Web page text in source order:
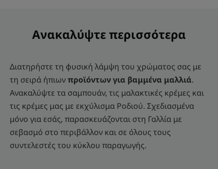
Ανακαλύψτε περισσότερα
Διατηρήστε τη φυσική λάμψη του χρώματος σας με
τη σειρά ήπιωνπροϊόντων για βαμμένα μαλλιά.
Ανακαλύψτε τα σαμπουάν, τις μαλακτικές κρέμες και
τις κρέμες μας με εκχύλισμα Ροδιού. Σχεδιασμένα
μόνο για εσάς, παρασκευάζονται στη Γαλλία με
σεβασμό στο περιβάλλον και σε όλους τους
συντελεστές του κύκλου παραγωγής.